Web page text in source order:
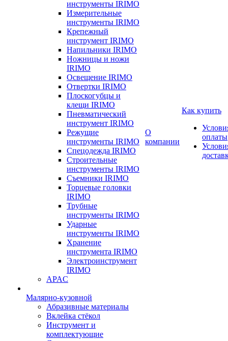
инструменты IRIMO
Измерительные
инструменты IRIMO
Крепежный
инструмент IRIMO
Напильники IRIMO
Ножницы и ножи
IRIMO
Освещение IRIMO
Отвертки IRIMO
Плоскогубцы и
клещи IRIMO
Пневматический
инструмент IRIMO
Режущие
инструменты IRIMO
Спецодежда IRIMO
Строительные
инструменты IRIMO
Съемники IRIMO
Торцевые головки
IRIMO
Трубные
инструменты IRIMO
Ударные
инструменты IRIMO
Хранение
инструмента IRIMO
Электроинструмент
IRIMO
APAC
Малярно-кузовной
Абразивные материалы
Вклейка стёкол
Инструмент и
комплектующие
О
компании
Как купить
оплаты